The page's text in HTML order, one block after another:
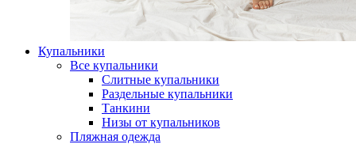
Купальники
Все купальники
Слитные купальники
Раздельные купальники
Танкини
Низы от купальников
Пляжная одежда